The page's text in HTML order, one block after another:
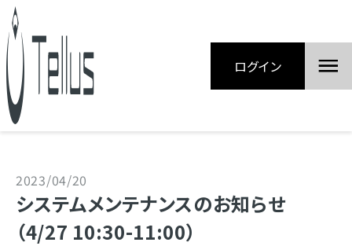
ログイン
2023/04/20
システムメンテナンスのお知らせ
（4/27 10:30-11:00）